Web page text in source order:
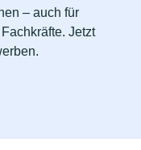
– auch für
Jetzt